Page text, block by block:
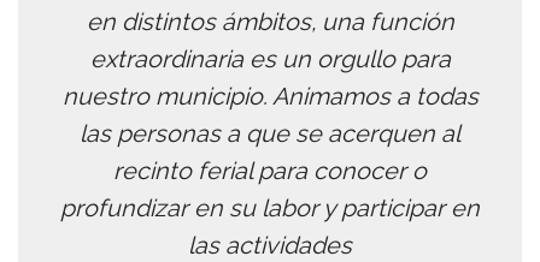
en distintos ámbitos, una función
extraordinaria es un orgullo para
nuestro municipio. Animamos a todas
las personas a que se acerquen al
recinto ferial para conocer o
profundizar en su labor y participar en
las actividades